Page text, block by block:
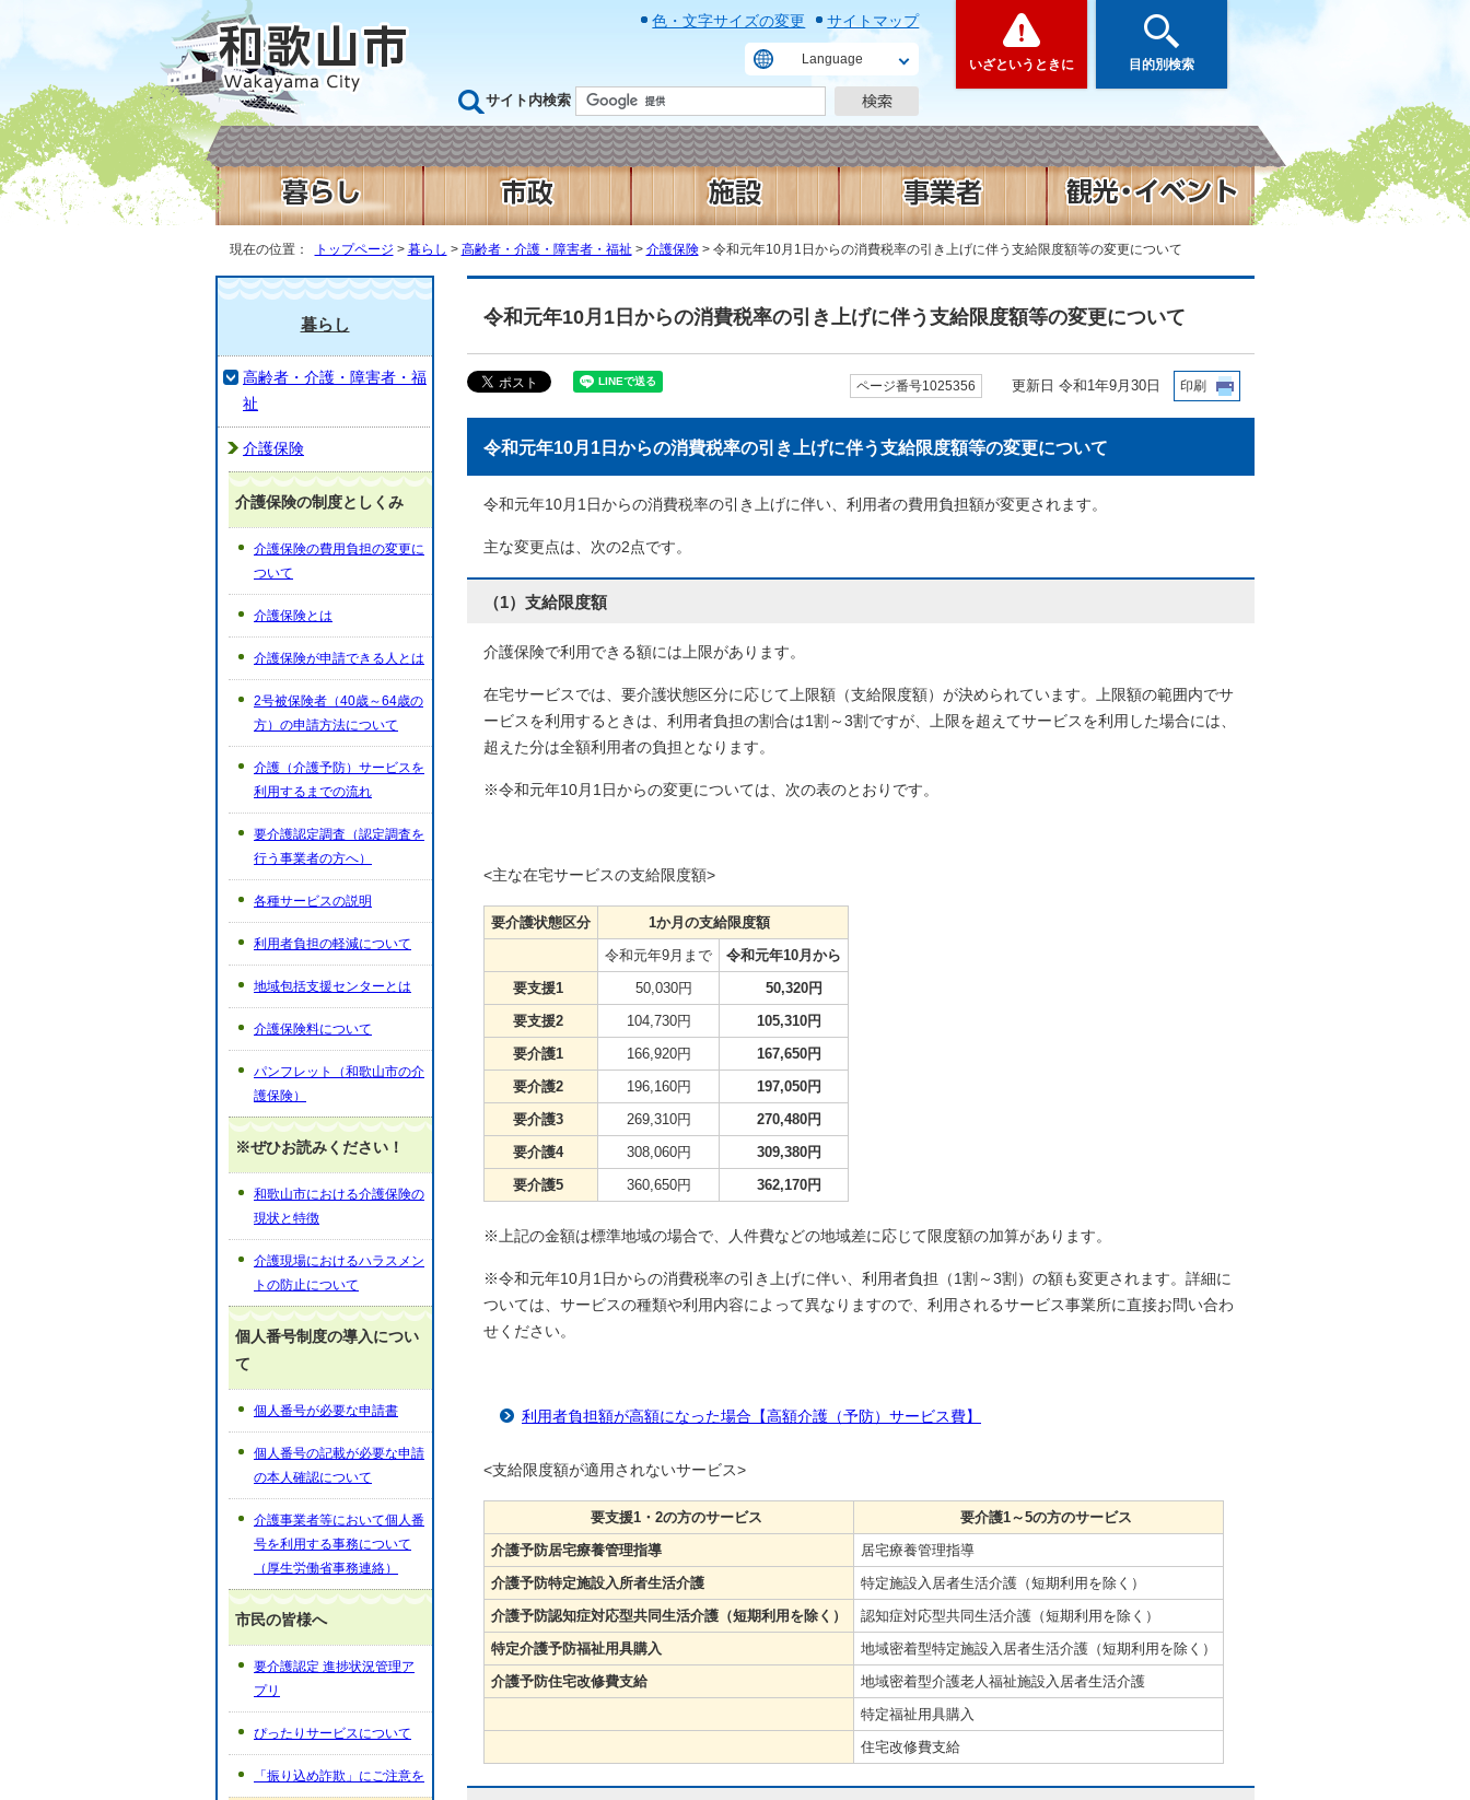
色・文字サイズの変更 サイトマップ
Language
サイト内検索
いざというときに 目的別検索
現在の位置： トップページ > 暮らし > 高齢者・介護・障害者・福祉 > 介護保険> 令和元年10月1日からの消費税率の引き上げに伴う支給限度額等の変更について
令和元年10月1日からの消費税率の引き上げに伴う支給限度額等の変更について
ページ番号1025356 更新日 令和1年9月30日 印刷
令和元年10月1日からの消費税率の引き上げに伴う支給限度額等の変更について
令和元年10月1日からの消費税率の引き上げに伴い、利用者の費用負担額が変更されます。
主な変更点は、次の2点です。
（1）支給限度額
介護保険で利用できる額には上限があります。
在宅サービスでは、要介護状態区分に応じて上限額（支給限度額）が決められています。上限額の範囲内でサ
ービスを利用するときは、利用者負担の割合は1割～3割ですが、上限を超えてサービスを利用した場合には、
超えた分は全額利用者の負担となります。
※令和元年10月1日からの変更については、次の表のとおりです。
<主な在宅サービスの支給限度額>
要介護状態区分
1か月の支給限度額
令和元年9月まで
令和元年10月から
要支援1
50,030円
50,320円
要支援2
104,730円
105,310円
要介護1
166,920円
167,650円
要介護2
196,160円
197,050円
要介護3
269,310円
270,480円
要介護4
308,060円
309,380円
要介護5
360,650円 362,170円
※上記の金額は標準地域の場合で、人件費などの地域差に応じて限度額の加算があります。
※令和元年10月1日からの消費税率の引き上げに伴い、利用者負担（1割～3割）の額も変更されます。詳細に
ついては、サービスの種類や利用内容によって異なりますので、利用されるサービス事業所に直接お問い合わ
せください。
利用者負担額が高額になった場合【高額介護（予防）サービス費】
<支給限度額が適用されないサービス>
要支援1・2の方のサービス
要介護1～5の方のサービス
介護予防居宅療養管理指導
居宅療養管理指導
介護予防特定施設入所者生活介護
特定施設入居者生活介護（短期利用を除く）
介護予防認知症対応型共同生活介護（短期利用を除く）
認知症対応型共同生活介護（短期利用を除く）
特定介護予防福祉用具購入
地域密着型特定施設入居者生活介護（短期利用を除く）
介護予防住宅改修費支給
地域密着型介護老人福祉施設入居者生活介護
特定福祉用具購入
住宅改修費支給
暮らし
高齢者・介護・障害者・福
祉
介護保険
介護保険の制度としくみ
介護保険の費用負担の変更に
ついて
介護保険とは
介護保険が申請できる人とは
2号被保険者（40歳～64歳の
方）の申請方法について
介護（介護予防）サービスを
利用するまでの流れ
要介護認定調査（認定調査を
行う事業者の方へ）
各種サービスの説明
利用者負担の軽減について
地域包括支援センターとは
介護保険料について
パンフレット（和歌山市の介
護保険）
※ぜひお読みください！
和歌山市における介護保険の
現状と特徴
介護現場におけるハラスメン
トの防止について
個人番号制度の導入につい
て
個人番号が必要な申請書
個人番号の記載が必要な申請
の本人確認について
介護事業者等において個人番
号を利用する事務について
（厚生労働省事務連絡）
市民の皆様へ
要介護認定 進捗状況管理ア
プリ
ぴったりサービスについて
「振り込め詐欺」にご注意を